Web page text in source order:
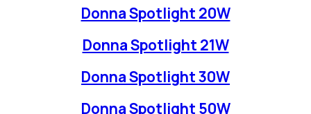
Donna Spotlight 20W
Donna Spotlight 21W
Donna Spotlight 30W
Donna Spotlight 50W